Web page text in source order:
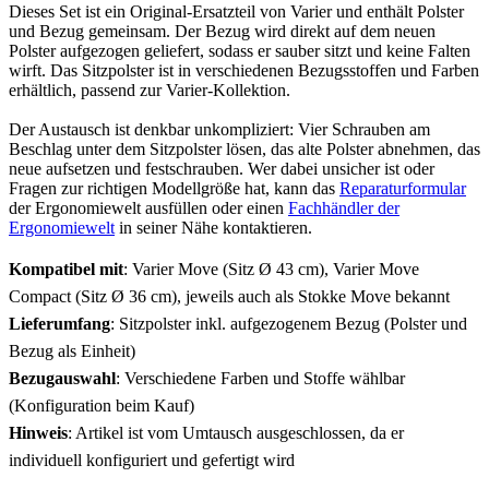
Dieses Set ist ein Original-Ersatzteil von Varier und enthält Polster
und Bezug gemeinsam. Der Bezug wird direkt auf dem neuen
Polster aufgezogen geliefert, sodass er sauber sitzt und keine Falten
wirft. Das Sitzpolster ist in verschiedenen Bezugsstoffen und Farben
erhältlich, passend zur Varier-Kollektion.
Der Austausch ist denkbar unkompliziert: Vier Schrauben am
Beschlag unter dem Sitzpolster lösen, das alte Polster abnehmen, das
neue aufsetzen und festschrauben. Wer dabei unsicher ist oder
Fragen zur richtigen Modellgröße hat, kann das Reparaturformular
der Ergonomiewelt ausfüllen oder einen Fachhändler der
Ergonomiewelt in seiner Nähe kontaktieren.
Kompatibel mit: Varier Move (Sitz Ø 43 cm), Varier Move
Compact (Sitz Ø 36 cm), jeweils auch als Stokke Move bekannt
Lieferumfang: Sitzpolster inkl. aufgezogenem Bezug (Polster und
Bezug als Einheit)
Bezugauswahl: Verschiedene Farben und Stoffe wählbar
(Konfiguration beim Kauf)
Hinweis: Artikel ist vom Umtausch ausgeschlossen, da er
individuell konfiguriert und gefertigt wird